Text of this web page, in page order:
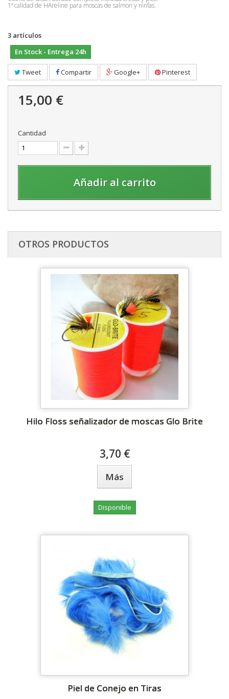
1ª calidad de HAreline para moscas de salmon y ninfas.
3 artículos
En Stock - Entrega 24h
Tweet Compartir Google+ Pinterest
15,00 €
Cantidad
Añadir al carrito
OTROS PRODUCTOS
Hilo Floss señalizador de moscas Glo Brite
3,70 €
Más
Disponible
Piel de Conejo en Tiras